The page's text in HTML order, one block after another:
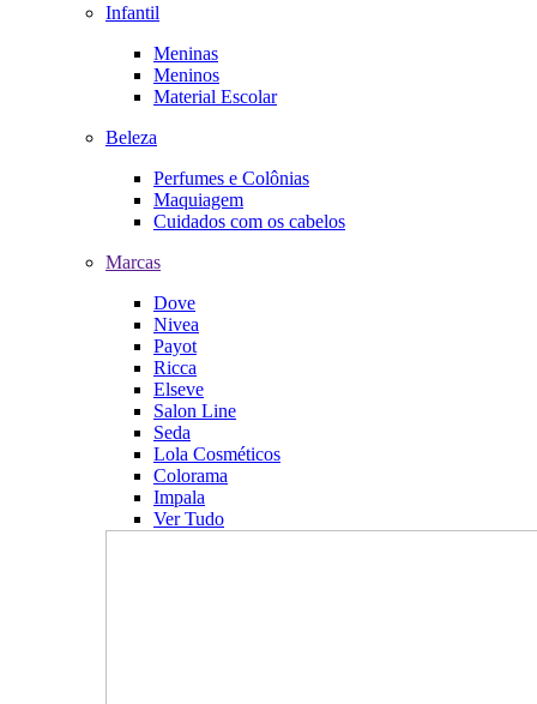
Infantil
Meninas
Meninos
Material Escolar
Beleza
Perfumes e Colônias
Maquiagem
Cuidados com os cabelos
Marcas
Dove
Nivea
Payot
Ricca
Elseve
Salon Line
Seda
Lola Cosméticos
Colorama
Impala
Ver Tudo